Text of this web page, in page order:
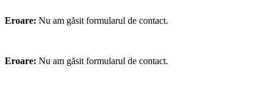
Eroare: Nu am găsit formularul de contact.
Eroare: Nu am găsit formularul de contact.